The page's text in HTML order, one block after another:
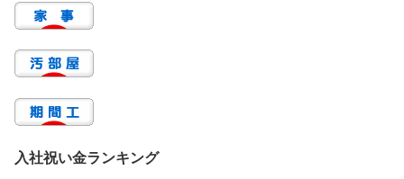
入社祝い金ランキング